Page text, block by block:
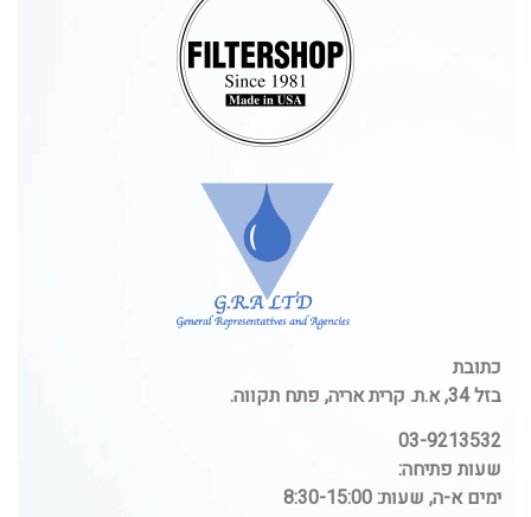
כתובת
בזל 34, א.ת. קרית אריה, פתח תקווה.
03-9213532
שעות פתיחה:
ימים א-ה, שעות: 8:30-15:00